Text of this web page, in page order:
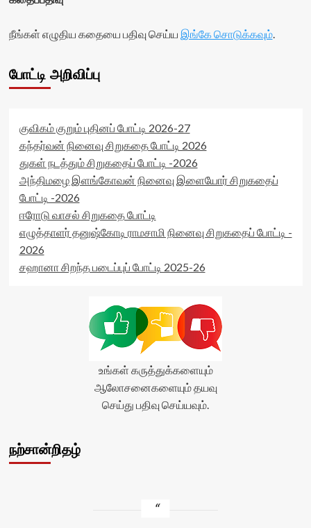
நீங்கள் எழுதிய கதையை பதிவு செய்ய இங்கே சொடுக்கவும்.
போட்டி அறிவிப்பு
குவிகம் குறும் புதினப் போட்டி 2026-27
கந்தர்வன் நினைவு சிறுகதை போட்டி 2026
துகள் நடத்தும் சிறுகதைப் போட்டி -2026
அந்திமழை இளங்கோவன் நினைவு இளையோர் சிறுகதைப்
போட்டி -2026
ஈரோடு வாசல் சிறுகதை போட்டி
எழுத்தாளர் தனுஷ்கோடி ராமசாமி நினைவு சிறுகதைப் போட்டி -
2026
சஹானா சிறந்த படைப்புப் போட்டி 2025-26
உங்கள் கருத்துக்களையும்
ஆலோசனைகளையும் தயவு
செய்து பதிவு செய்யவும்.
நற்சான்றிதழ்